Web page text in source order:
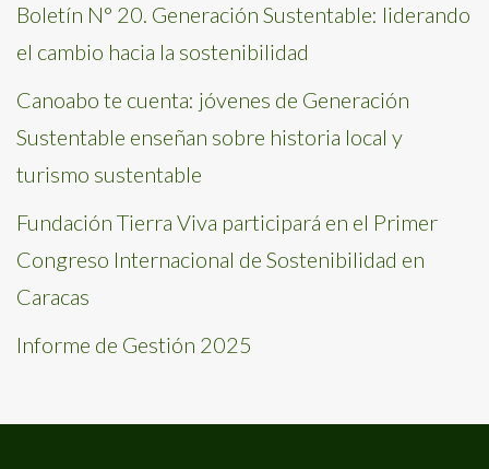
Boletín N° 20. Generación Sustentable: liderando
el cambio hacia la sostenibilidad
Canoabo te cuenta: jóvenes de Generación
Sustentable enseñan sobre historia local y
turismo sustentable
Fundación Tierra Viva participará en el Primer
Congreso Internacional de Sostenibilidad en
Caracas
Informe de Gestión 2025